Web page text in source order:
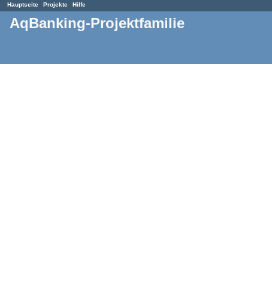
Hauptseite Projekte Hilfe
AqBanking-Projektfamilie